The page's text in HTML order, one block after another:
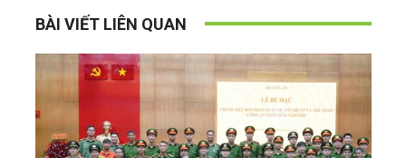
BÀI VIẾT LIÊN QUAN